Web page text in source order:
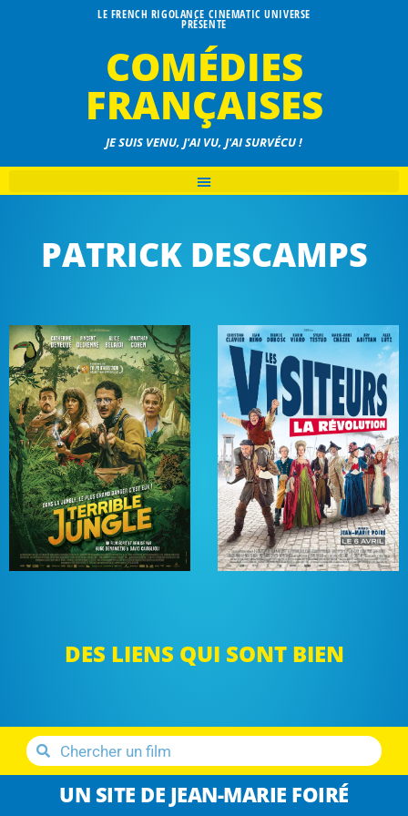
LE FRENCH RIGOLANCE CINEMATIC UNIVERSE
PRÉSENTE
COMÉDIES
FRANÇAISES
JE SUIS VENU, J'AI VU, J'AI SURVÉCU !
PATRICK DESCAMPS
DES LIENS QUI SONT BIEN
UN SITE DE JEAN-MARIE FOIRÉ